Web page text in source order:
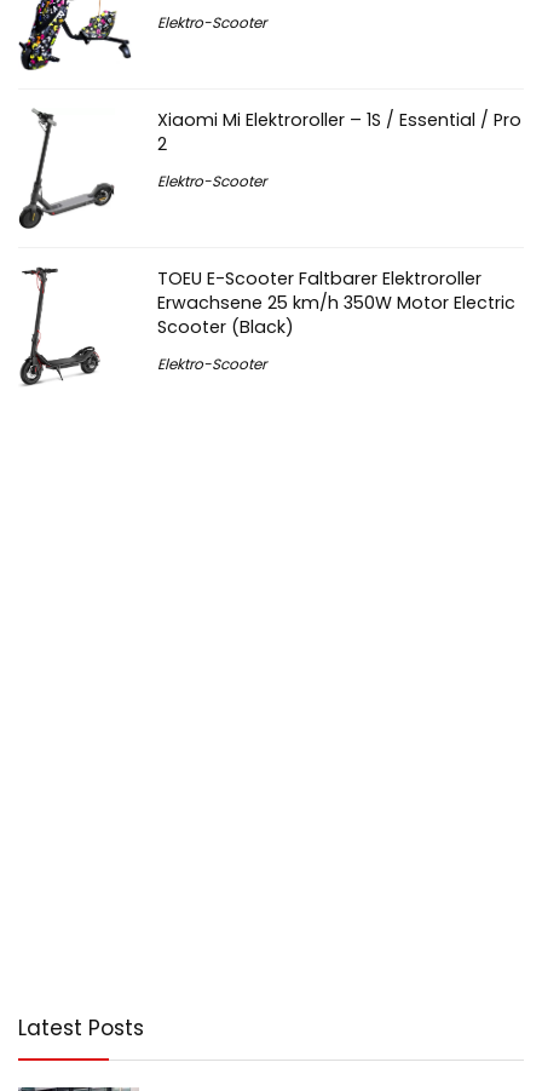
Elektro-Scooter
Xiaomi Mi Elektroroller – 1S / Essential / Pro
2
Elektro-Scooter
TOEU E-Scooter Faltbarer Elektroroller
Erwachsene 25 km/h 350W Motor Electric
Scooter (Black)
Elektro-Scooter
Latest Posts